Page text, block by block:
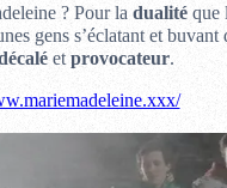
? Pour la dualitéque
gens s’éclatant et
etprovocateur.